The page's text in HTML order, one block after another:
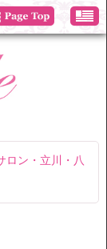
ロン・立川・八